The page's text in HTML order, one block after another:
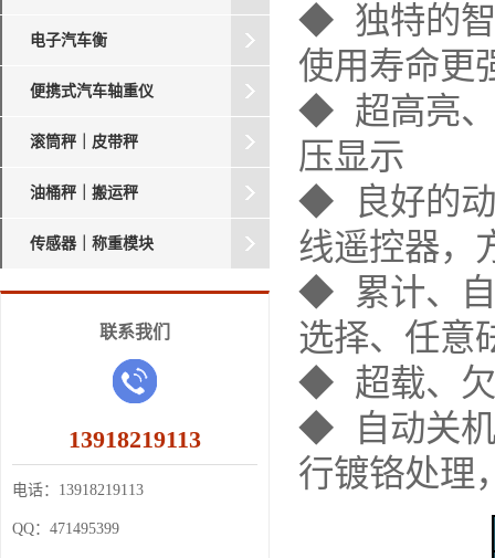
电子汽车衡
便携式汽车轴重仪
滚筒秤｜皮带秤
油桶秤｜搬运秤
传感器｜称重模块
联系我们
13918219113
电话： 13918219113
QQ： 471495399
◆ 独特的智
使用寿命更
◆ 超高亮、
压显示
◆ 良好的动
线遥控器，
◆ 累计、自
选择、任意
◆ 超载、欠
◆ 自动关机
行镀铬处理